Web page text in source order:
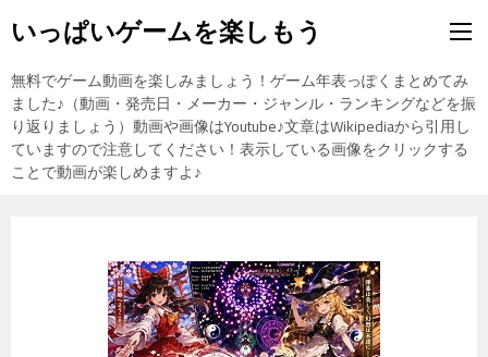
いっぱいゲームを楽しもう
無料でゲーム動画を楽しみましょう！ゲーム年表っぽくまとめてみ
ました♪（動画・発売日・メーカー・ジャンル・ランキングなどを振
り返りましょう）動画や画像はYoutube♪文章はWikipediaから引用し
ていますので注意してください！表示している画像をクリックする
ことで動画が楽しめますよ♪